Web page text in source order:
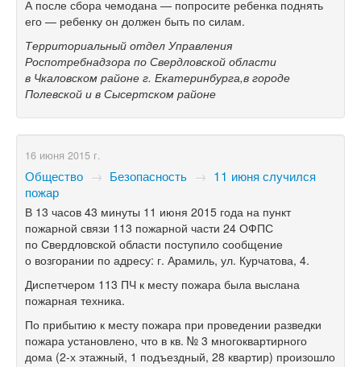
А после сбора чемодана — попросите ребенка поднять
его — ребенку он должен быть по силам.
Территориальный отдел Управления
Роспотребнадзора по Свердловской области
в Чкаловском районе г. Екатеринбурга,в городе
Полевской и в Сысертском районе
16 июня 2015 г.
Общество → Безопасность → 11 июня случился
пожар
В 13 часов 43 минуты 11 июня 2015 года на пункт
пожарной связи 113 пожарной части 24 ОФПС
по Свердловской области поступило сообщение
о возгорании по адресу: г. Арамиль, ул. Курчатова, 4.
Диспетчером 113 ПЧ к месту пожара была выслана
пожарная техника.
По прибытию к месту пожара при проведении разведки
пожара установлено, что в кв. № 3 многоквартирного
дома (2-х этажный, 1 подъездный, 28 квартир) произошло